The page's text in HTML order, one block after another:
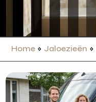
Home » Jaloezieën »